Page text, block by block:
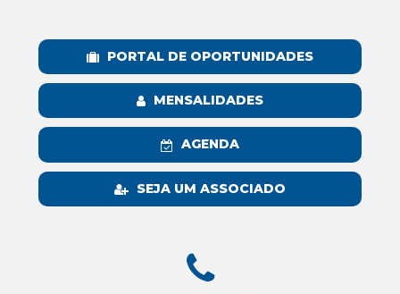
PORTAL DE OPORTUNIDADES
MENSALIDADES
AGENDA
SEJA UM ASSOCIADO